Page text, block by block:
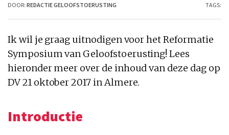
DOOR: REDACTIE GELOOFSTOERUSTING TAGS:
Ik wil je graag uitnodigen voor het Reformatie
Symposium van Geloofstoerusting! Lees
hieronder meer over de inhoud van deze dag op
DV 21 oktober 2017 in Almere.
Introductie